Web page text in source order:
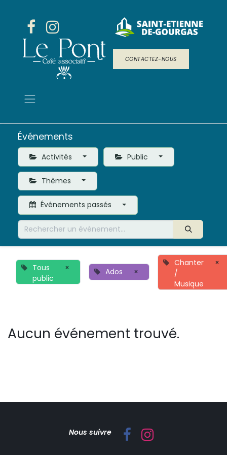
CONTACTEZ-NOUS
Événements
Activités Public
Thèmes
Événements passés
Tous
public
× Ados ×
Chanter
/
Musique
×
Aucun événement trouvé.
Nous suivre